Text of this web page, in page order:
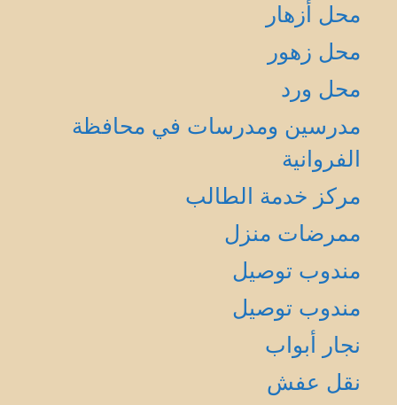
محل أزهار
محل زهور
محل ورد
مدرسين ومدرسات في محافظة
الفروانية
مركز خدمة الطالب
ممرضات منزل
مندوب توصيل
مندوب توصيل
نجار أبواب
نقل عفش